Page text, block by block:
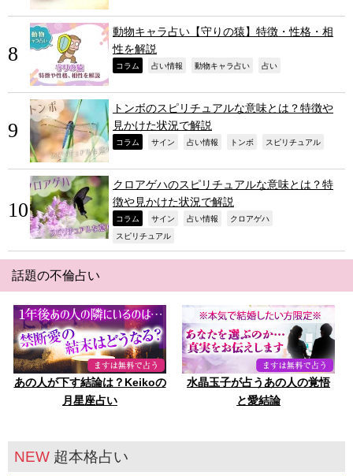
動物キャラ占い【守りの猿】特徴・性格・相
性を解説
コラム 占い情報 動物キャラ占い 占い
トンボのスピリチュアルな意味とは？特徴や
見かけた状況で解説
コラム サイン 占い情報 トンボ スピリチュアル
クロアゲハのスピリチュアルな意味とは？特
徴や見かけた状況で解説
コラム サイン 占い情報 クロアゲハ
スピリチュアル
話題の不倫占い
あの人が下す結論は？Keikoの
月星座占い
水晶玉子が占うあの人の覚悟
と愛結論
NEW 超本格占い